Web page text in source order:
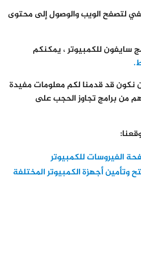
لتصفح الويب والوصول إلى محتوى
سايفون للكمبيوتر ، يمكنكم
نكون قد قدمنا لكم معلومات مفيدة
من برامج تجاوز الحجب على
الفيروسات للكمبيوتر
وتأمين أجهزة الكمبيوتر المختلفة